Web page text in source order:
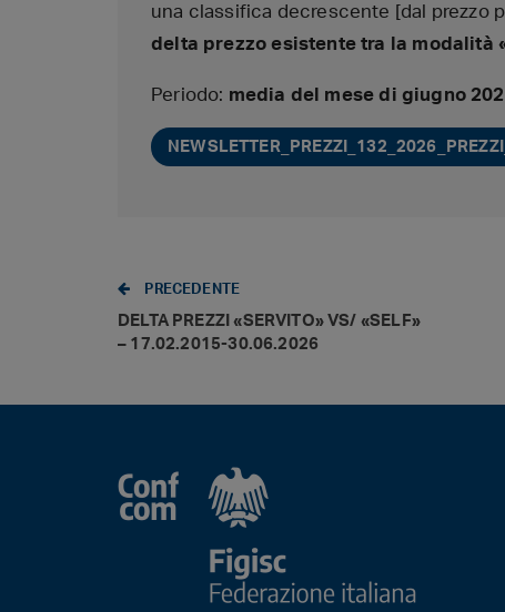
una classifica decrescente [dal prezzo
delta prezzo esistente tra la modalità
Periodo: media del mese di giugno
PRECEDENTE
DELTA PREZZI «SERVITO» VS/ «SELF»
– 17.02.2015-30.06.2026